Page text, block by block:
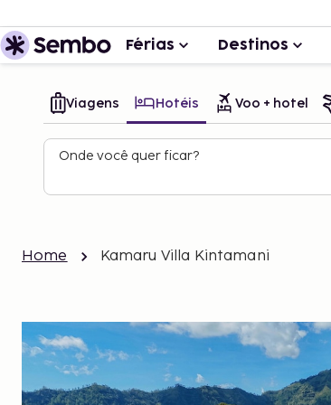
Férias Destinos
Viagens Hotéis Voo + hotel
Onde você quer ficar?
Home Kamaru Villa Kintamani